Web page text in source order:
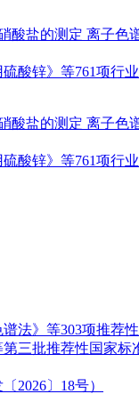
盐的测定 离子色
酸锌》等761项行
盐的测定 离子色
酸锌》等761项行
》等303项推荐
三批推荐性国家
2026〕18号）